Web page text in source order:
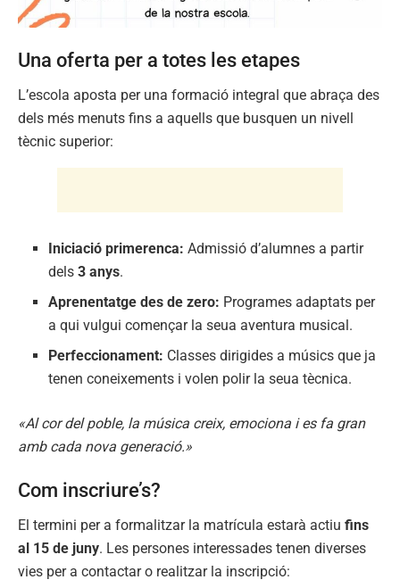
Una oferta per a totes les etapes
L’escola aposta per una formació integral que abraça des
dels més menuts fins a aquells que busquen un nivell
tècnic superior:
Iniciació primerenca: Admissió d’alumnes a partir
dels3 anys.
Aprenentatge des de zero: Programes adaptats per
a qui vulgui començar la seua aventura musical.
Perfeccionament: Classes dirigides a músics que ja
tenen coneixements i volen polir la seua tècnica.
«Al cor del poble, la música creix, emociona i es fa gran
amb cada nova generació.»
Com inscriure’s?
El termini per a formalitzar la matrícula estarà actiu fins
al 15 de juny. Les persones interessades tenen diverses
vies per a contactar o realitzar la inscripció: